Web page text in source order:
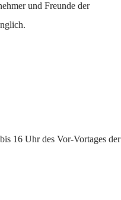
und Freunde der
16 Uhr des Vor-Vortages der